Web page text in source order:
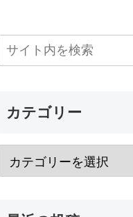
カテゴリー